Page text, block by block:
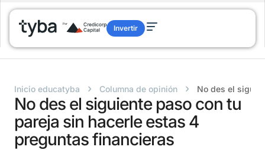
Invertir
Inicio educatyba › Columna de opinión › No des el
No des el siguiente paso con tu
pareja sin hacerle estas 4
preguntas financieras